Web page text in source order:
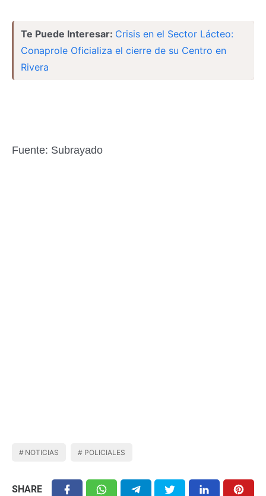
Te Puede Interesar: Crisis en el Sector Lácteo:
Conaprole Oficializa el cierre de su Centro en
Rivera
Fuente: Subrayado
NOTICIAS POLICIALES
SHARE